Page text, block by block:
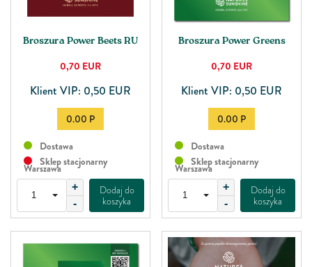
Broszura Power Beets RU
0,70 EUR
Klient VIP: 0,50 EUR
0.00 P
Dostawa
Sklep stacjonarny
Warszawa
+
-
Dodaj do
koszyka
Broszura Power Greens
0,70 EUR
Klient VIP: 0,50 EUR
0.00 P
Dostawa
Sklep stacjonarny
Warszawa
+
-
Dodaj do
koszyka